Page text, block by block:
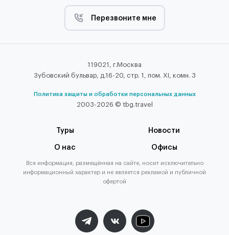
Перезвоните мне
119021, г.Москва
Зубовский бульвар, д.16-20, стр. 1, пом. XI, комн. 3
Политика защиты и обработки персональных данных
2003-2026 © tbg.travel
Туры Новости
О нас Офисы
Вся информация, размещённая на сайте, носит исключительно
информационный характер и не является рекламой и публичной
офертой